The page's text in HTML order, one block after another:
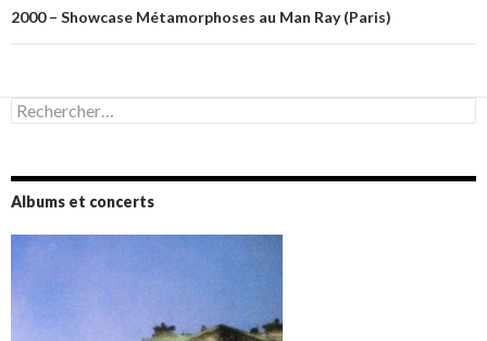
2000 – Showcase Métamorphoses au Man Ray (Paris)
Rechercher :
Albums et concerts